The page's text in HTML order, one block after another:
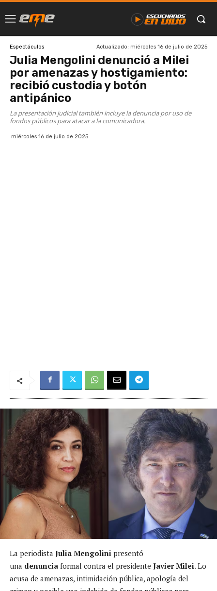
Espectáculos Actualizado: miércoles 16 de julio de 2025
Julia Mengolini denunció a Milei
por amenazas y hostigamiento:
recibió custodia y botón
antipánico
La presentación judicial también incluye la denuncia por uso de
fondos públicos para atacar a la comunicadora.
miércoles 16 de julio de 2025
La periodista Julia Mengolini presentó
una denuncia formal contra el presidente Javier Milei. Lo
acusa de amenazas, intimidación pública, apología del